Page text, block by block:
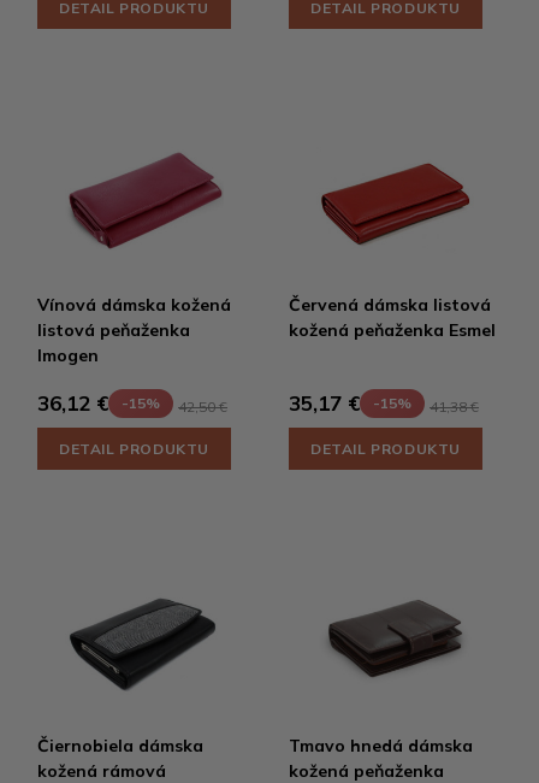
DETAIL PRODUKTU DETAIL PRODUKTU
Vínová dámska kožená
listová peňaženka
Imogen
36,12 € -15% 42,50 €
DETAIL PRODUKTU
Červená dámska listová
kožená peňaženka Esmel
35,17 € -15% 41,38 €
DETAIL PRODUKTU
Čiernobiela dámska
kožená rámová
Tmavo hnedá dámska
kožená peňaženka